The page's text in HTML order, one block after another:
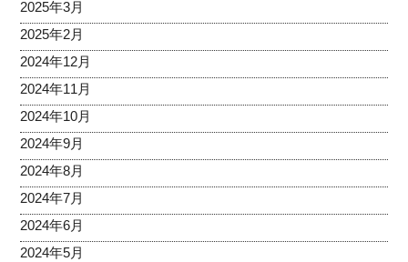
2025年3月
2025年2月
2024年12月
2024年11月
2024年10月
2024年9月
2024年8月
2024年7月
2024年6月
2024年5月